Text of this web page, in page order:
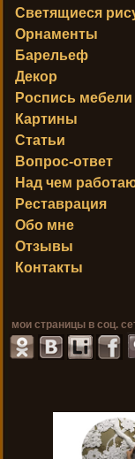
Светящиеся
Орнаменты
Барельеф
Декор
Роспись мебели
Картины
Статьи
Вопрос-ответ
Над чем
Реставрация
Обо мне
Отзывы
Контакты
мои страницы в соц.